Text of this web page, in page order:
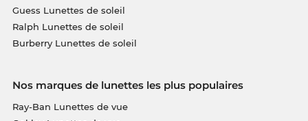
Guess Lunettes de soleil
Ralph Lunettes de soleil
Burberry Lunettes de soleil
Nos marques de lunettes les plus populaires
Ray-Ban Lunettes de vue